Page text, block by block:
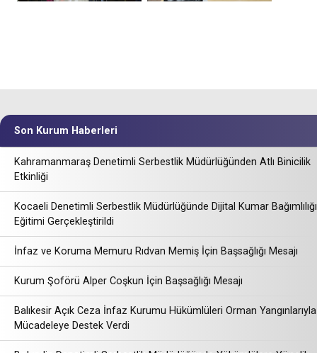
Son Kurum Haberleri
Kahramanmaraş Denetimli Serbestlik Müdürlüğünden Atlı Binicilik
Etkinliği
Kocaeli Denetimli Serbestlik Müdürlüğünde Dijital Kumar Bağımlılığı
Eğitimi Gerçekleştirildi
İnfaz ve Koruma Memuru Rıdvan Memiş İçin Başsağlığı Mesajı
Kurum Şoförü Alper Coşkun İçin Başsağlığı Mesajı
Balıkesir Açık Ceza İnfaz Kurumu Hükümlüleri Orman Yangınlarıyla
Mücadeleye Destek Verdi